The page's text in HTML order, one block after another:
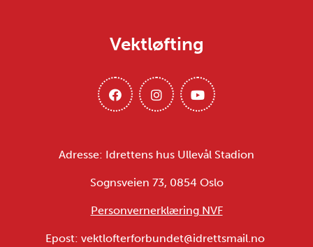
Vektløfting
Adresse: Idrettens hus Ullevål Stadion
Sognsveien 73, 0854 Oslo
Personvernerklæring NVF
Epost: vektlofterforbundet@idrettsmail.no